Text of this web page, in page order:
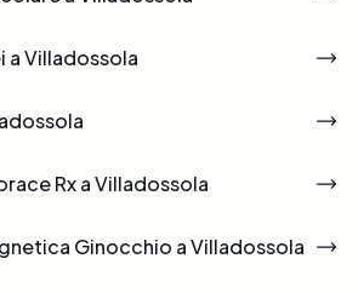
a Villadossola
Rx a Villadossola
Ginocchio a Villadossola